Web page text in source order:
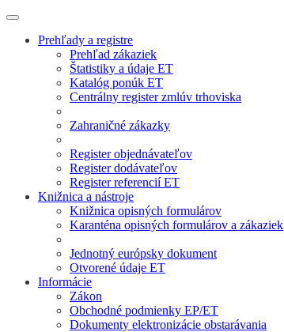
Prehľady a registre
Prehľad zákaziek
Štatistiky a údaje ET
Katalóg ponúk ET
Centrálny register zmlúv trhoviska
Zahraničné zákazky
Register objednávateľov
Register dodávateľov
Register referencií ET
Knižnica a nástroje
Knižnica opisných formulárov
Karanténa opisných formulárov a zákaziek
Jednotný európsky dokument
Otvorené údaje ET
Informácie
Zákon
Obchodné podmienky EP/ET
Dokumenty elektronizácie obstarávania